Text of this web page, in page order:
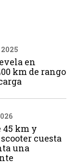
en
km de rango
45 km y
cuesta
una